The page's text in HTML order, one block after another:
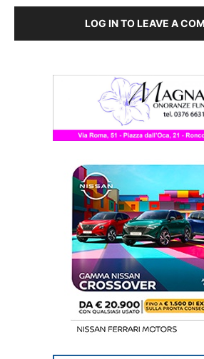
LOG IN TO LEAVE A